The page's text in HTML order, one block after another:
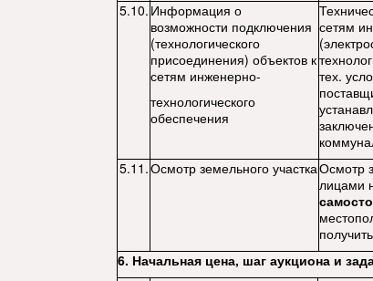
5.10. Информация о
возможности подключения
(технологического
присоединения) объектов к
сетям инженерно-
технологического
обеспечения
сетям
тех.
5.11.Осмотр земельного участкаОсмотр
лицами
6. Начальная цена, шаг аукциона и